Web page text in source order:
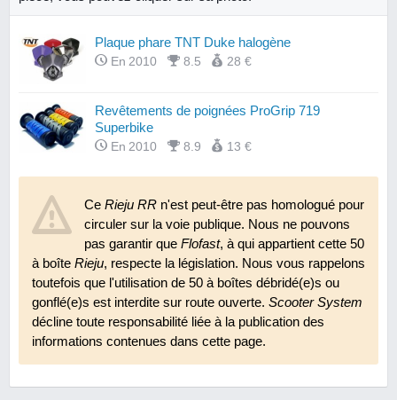
Plaque phare TNT Duke halogène
En 2010 8.5 28 €
Revêtements de poignées ProGrip 719
Superbike
En 2010 8.9 13 €
CeRieju RR n'est peut-être pas homologué pour
circuler sur la voie publique. Nous ne pouvons
pas garantir queFlofast, à qui appartient cette 50
à boîte Rieju, respecte la législation. Nous vous rappelons
toutefois que l'utilisation de 50 à boîtes débridé(e)s ou
gonflé(e)s est interdite sur route ouverte. Scooter System
décline toute responsabilité liée à la publication des
informations contenues dans cette page.